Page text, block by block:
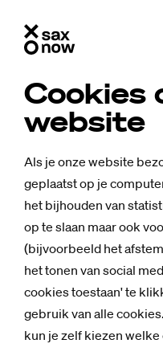
Cookies
website
Als je onze website
geplaatst op je
het bijhouden van
op te slaan maar ook
(bijvoorbeeld het
het tonen van social
cookies toestaan' te
gebruik van alle
kun je zelf kiezen
Achtergrond